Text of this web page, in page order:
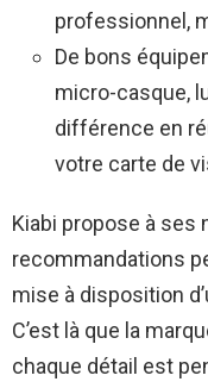
professionnel,
De bons
micro-casque,
différence en
votre carte de
Kiabi propose à ses
recommandations
mise à disposition
C’est là que la
chaque détail est